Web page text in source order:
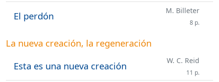
El perdón M. Billeter
8 p.
La nueva creación, la regeneración
Esta es una nueva creación
W. C. Reid
11 p.